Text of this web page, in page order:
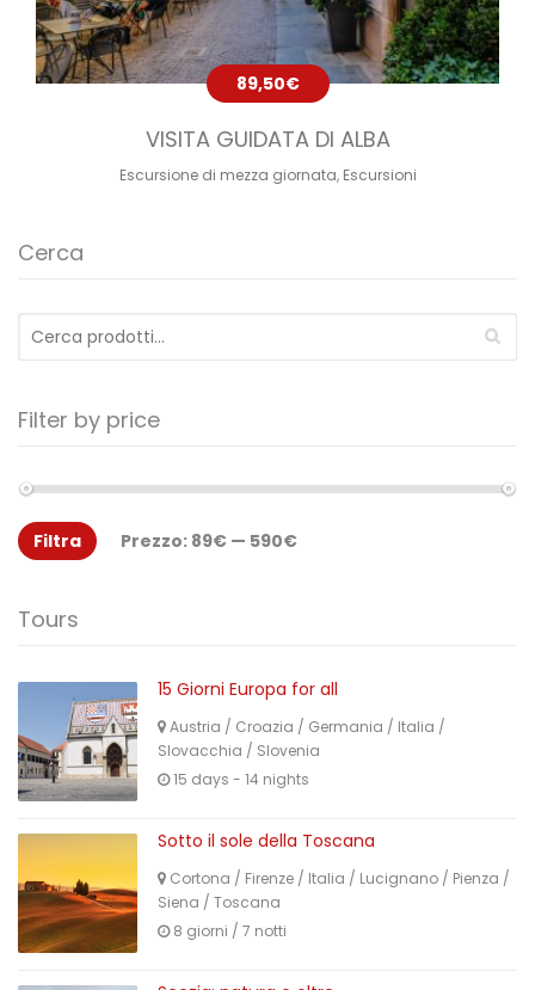
89,50€
VISITA GUIDATA DI ALBA
Escursione di mezza giornata, Escursioni
Cerca
Cerca:
Filter by price
Filtra Prezzo: 89€ — 590€
Tours
15 Giorni Europa for all
Austria / Croazia / Germania / Italia /
Slovacchia / Slovenia
15 days - 14 nights
Sotto il sole della Toscana
Cortona / Firenze / Italia / Lucignano / Pienza /
Siena / Toscana
8 giorni / 7 notti